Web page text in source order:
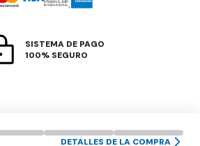
DETALLES DE LA COMPRA
SISTEMA DE PAGO
100% SEGURO